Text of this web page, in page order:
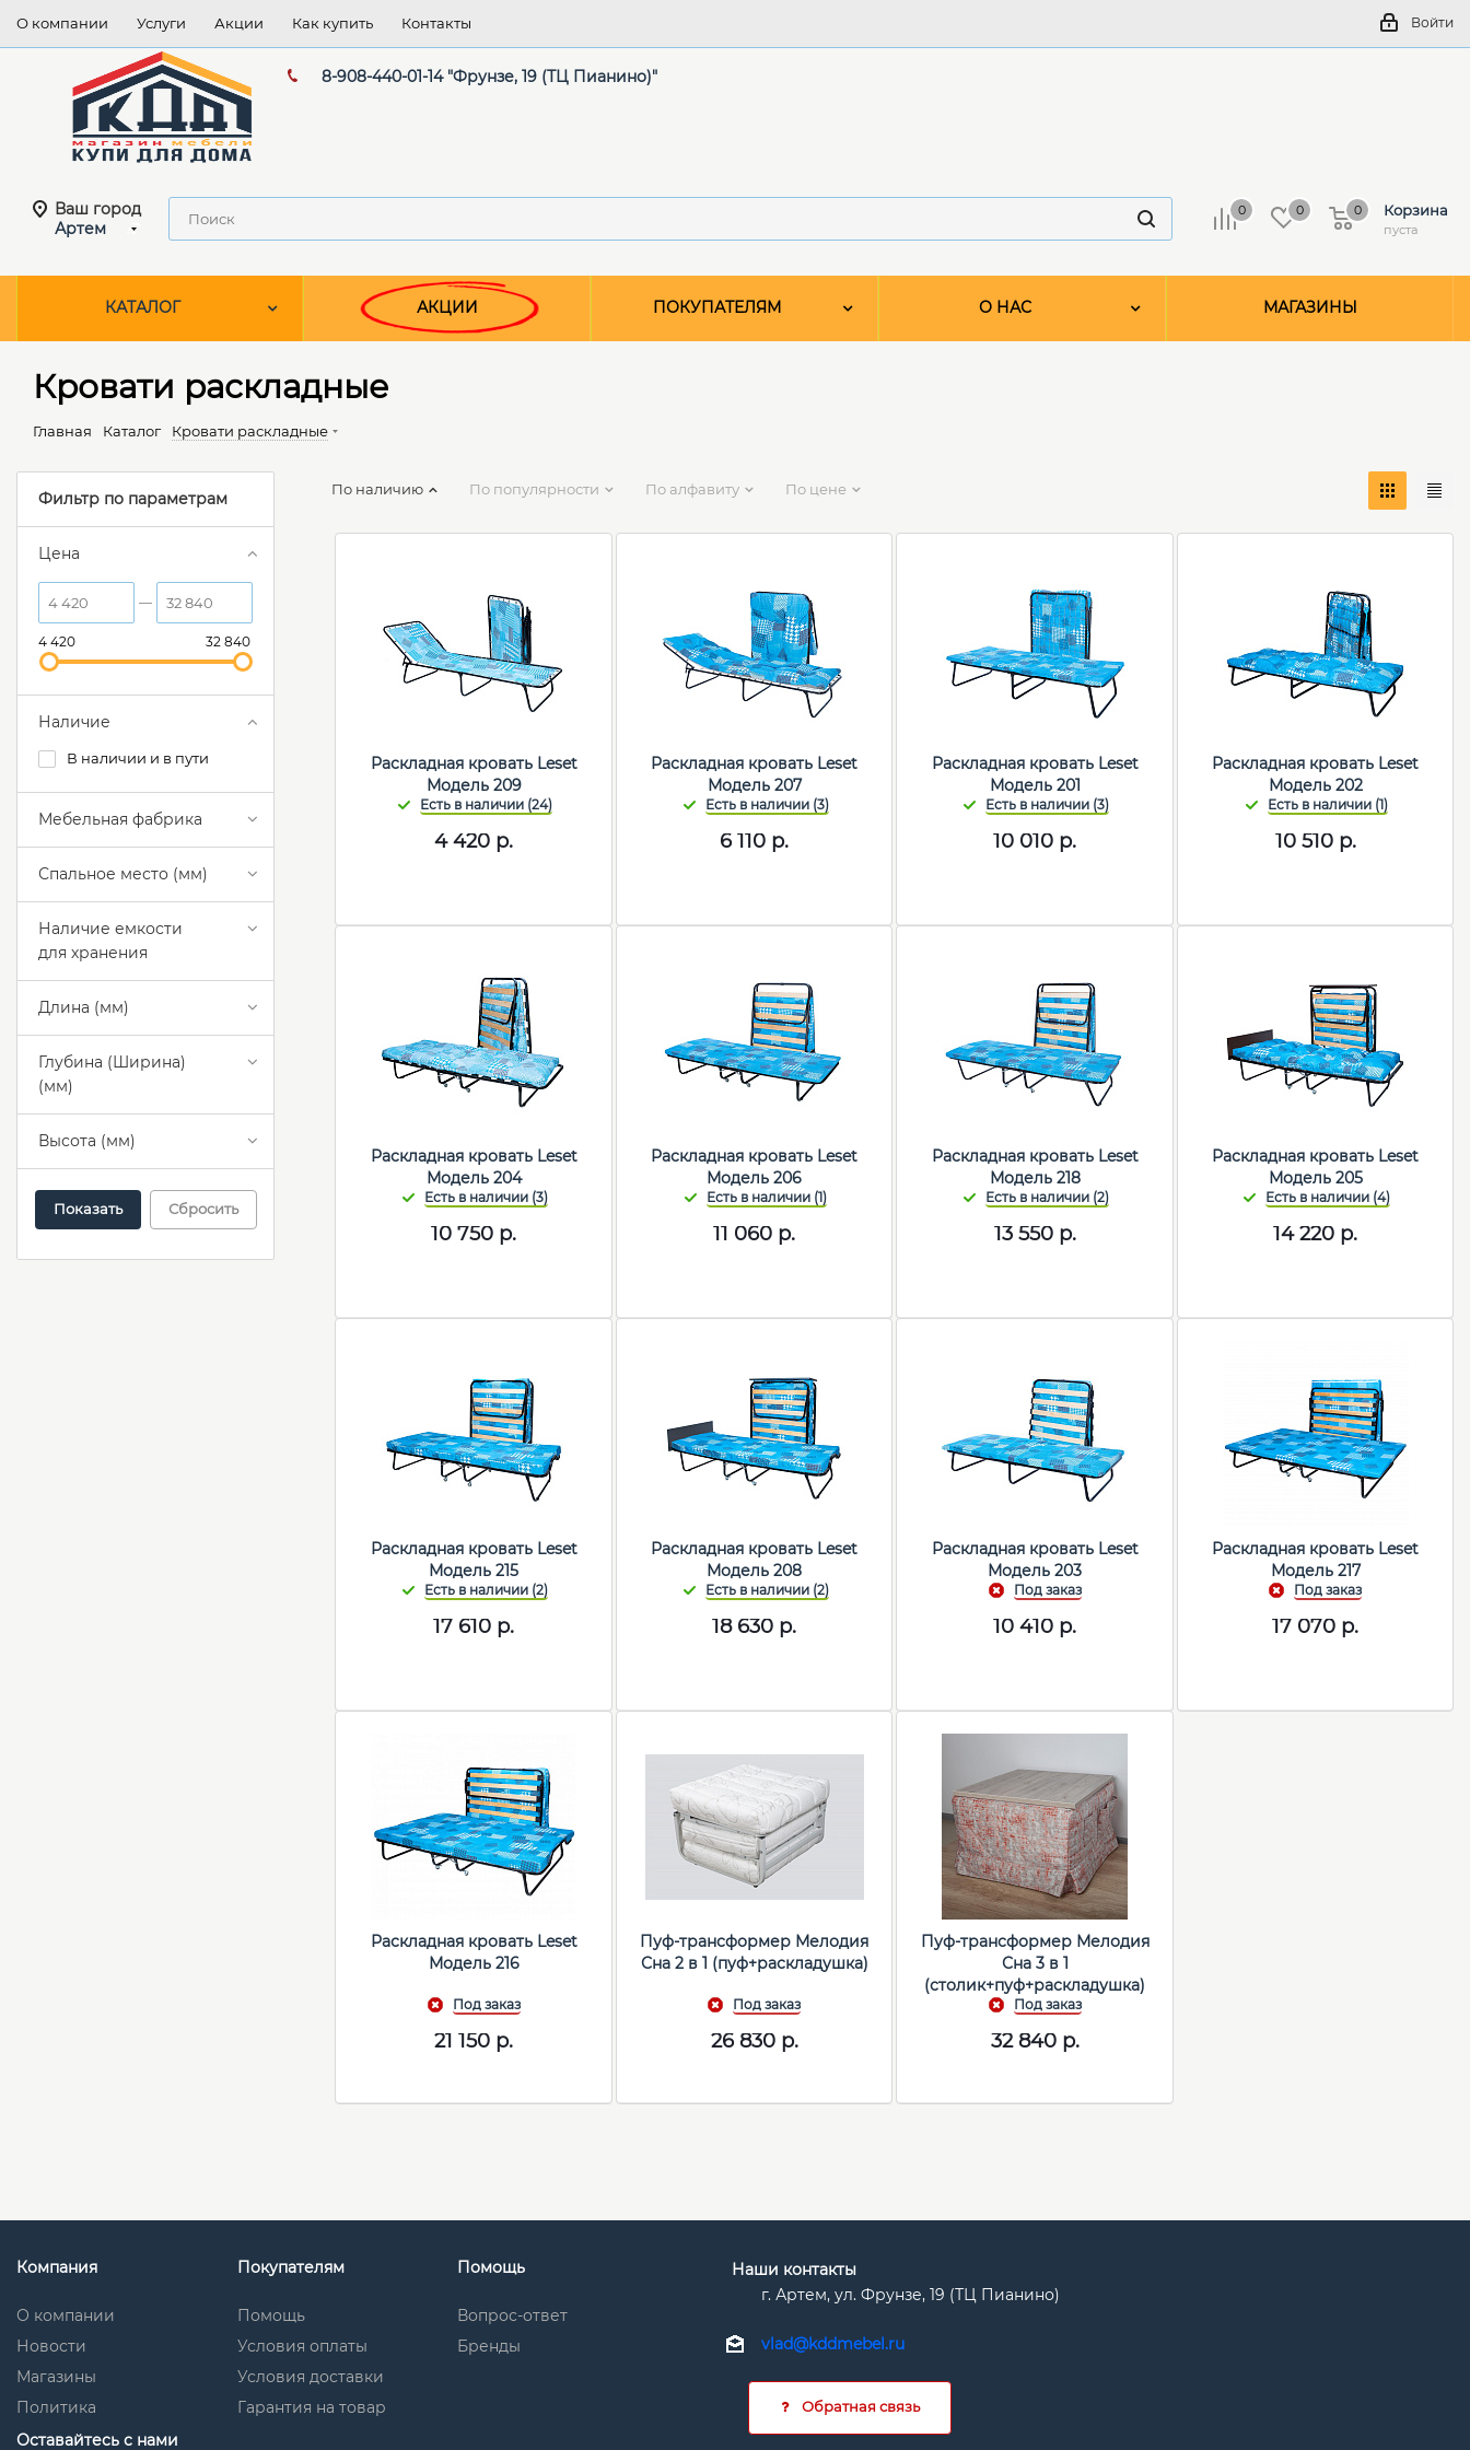
О компании Услуги Акции Как купить Контакты Войти
8-908-440-01-14 "Фрунзе, 19 (ТЦ Пианино)"
Ваш город
Артем
0 0 Корзина
пуста
0
КАТАЛОГ АКЦИИ ПОКУПАТЕЛЯМ О НАС МАГАЗИНЫ
Кровати раскладные
Главная Каталог Кровати раскладные
По наличию По популярности По алфавиту По цене
Раскладная кровать Leset
Модель 209
4 420 р.
Раскладная кровать Leset
Модель 207
6 110 р.
Раскладная кровать Leset
Модель 201
10 010 р.
Раскладная кровать Leset
Модель 202
10 510р.
Раскладная кровать Leset
Модель 204
10 750 р.
Раскладная кровать Leset
Модель 206
11 060 р.
Раскладная кровать Leset
Модель 218
13 550р.
Раскладная кровать Leset
Модель 205
14 220 р.
Раскладная кровать Leset
Модель 215
17 610 р.
Раскладная кровать Leset
Модель 208
18 630 р.
Раскладная кровать Leset
Модель 203
10 410 р.
Раскладная кровать Leset
Модель 217
17 070 р.
Раскладная кровать Leset
Модель 216
21 150 р.
Пуф-трансформер Мелодия
Сна 2 в 1 (пуф+раскладушка)
26 830р.
Пуф-трансформер Мелодия
Сна 3 в 1
(столик+пуф+раскладушка)
32 840р.
Фильтр по параметрам
Цена
4 420 32 840
Наличие
В наличии и в пути
Мебельная фабрика
Спальное место (мм)
Наличие емкости
для хранения
Длина (мм)
Глубина (Ширина)
(мм)
Высота (мм)
Сбросить
Компания
О компании
Новости
Магазины
Политика
Покупателям
Помощь
Условия оплаты
Условия доставки
Гарантия на товар
Помощь
Вопрос-ответ
Бренды
Оставайтесь с нами
Наши контакты
г. Артем, ул. Фрунзе, 19 (ТЦ Пианино)
vlad@kddmebel.ru
Обратная связь